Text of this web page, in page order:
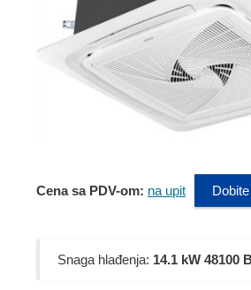
Cena sa PDV-om: na upit
Snaga hlađenja: 14.1 kW 48100